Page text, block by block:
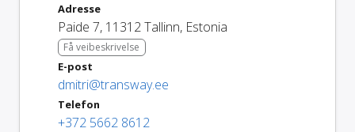
Adresse
Paide 7, 11312Tallinn, Estonia
Få veibeskrivelse
E-post
dmitri@transway.ee
Telefon
+372 5662 8612